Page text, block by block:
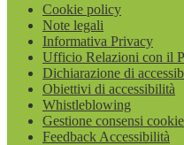
Cookie policy
Note legali
Informativa Privacy
Ufficio Relazioni con il
Dichiarazione di
Obiettivi di accessibilità
Whistleblowing
Gestione consensi cookie
Feedback Accessibilità